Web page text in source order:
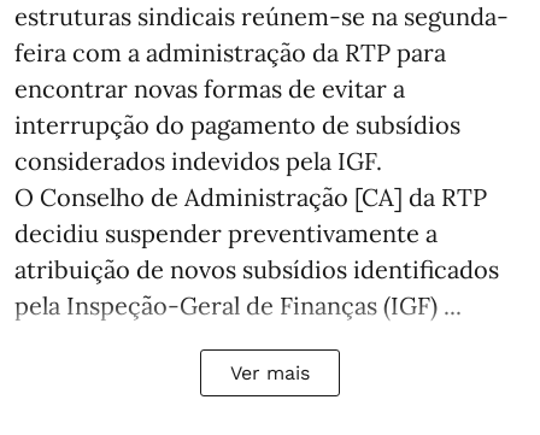
estruturas sindicais reúnem-se na segunda-
feira com a administração da RTP para
encontrar novas formas de evitar a
interrupção do pagamento de subsídios
considerados indevidos pela IGF.
O Conselho de Administração [CA] da RTP
decidiu suspender preventivamente a
atribuição de novos subsídios identificados
pela Inspeção-Geral de Finanças (IGF) ...
Ver mais